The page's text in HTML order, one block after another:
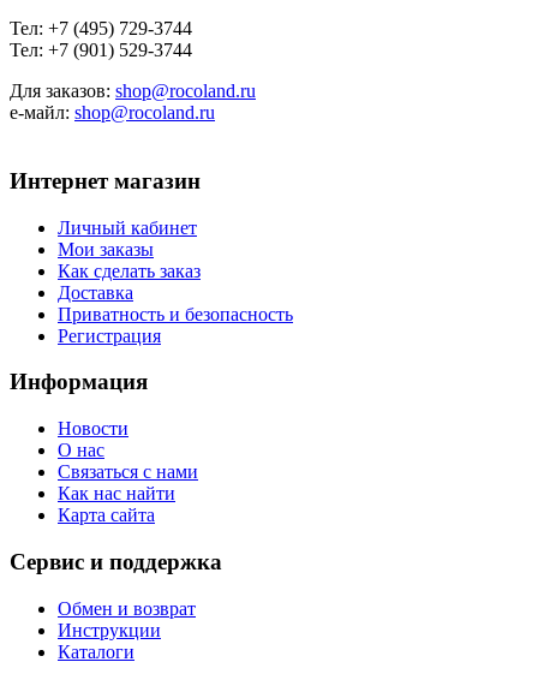
Тел: +7 (495) 729-3744
Тел: +7 (901) 529-3744
Для заказов: shop@rocoland.ru
е-майл: shop@rocoland.ru
Интернет магазин
Личный кабинет
Мои заказы
Как сделать заказ
Доставка
Приватность и безопасность
Регистрация
Информация
Новости
О нас
Связаться с нами
Как нас найти
Карта сайта
Сервис и поддержка
Обмен и возврат
Инструкции
Каталоги